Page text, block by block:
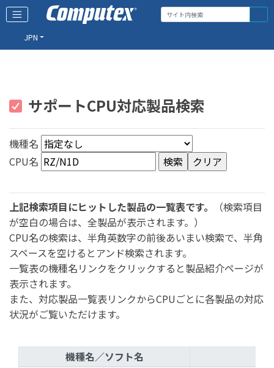
JPN
サポートCPU対応製品検索
機種名
CPU名
上記検索項目にヒットした製品の一覧表です。
（検索項目
が空白の場合は、全製品が表示されます。）
CPU名の検索は、半角英数字の前後あいまい検索で、半角
スペースを空けるとアンド検索されます。
一覧表の機種名リンクをクリックすると製品紹介ページが
表示されます。
また、対応製品一覧表リンクからCPUごとに各製品の対応
状況がご覧いただけます。
機種名／ソフト名